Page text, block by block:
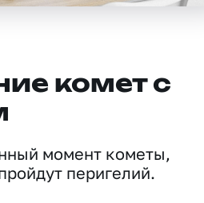
комет с
момент кометы,
перигелий.